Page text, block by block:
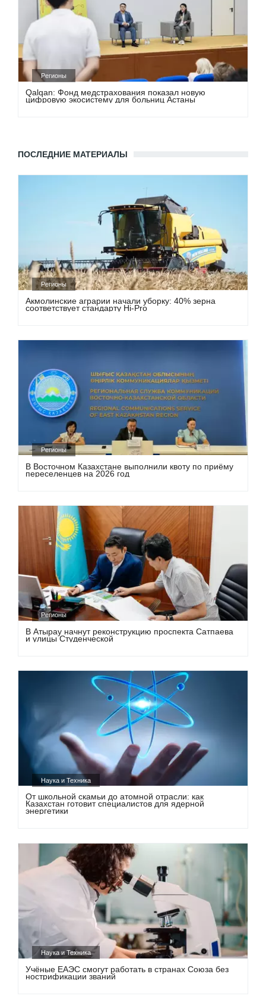
Регионы
Qalqan: Фонд медстрахования показал новую
цифровую экосистему для больниц Астаны
ПОСЛЕДНИЕ МАТЕРИАЛЫ
Регионы
Акмолинские аграрии начали уборку: 40% зерна
соответствует стандарту Hi-Pro
Регионы
В Восточном Казахстане выполнили квоту по приёму
переселенцев на 2026 год
Регионы
В Атырау начнут реконструкцию проспекта Сатпаева
и улицы Студенческой
Наука и Техника
От школьной скамьи до атомной отрасли: как
Казахстан готовит специалистов для ядерной
энергетики
Наука и Техника
Учёные ЕАЭС смогут работать в странах Союза без
нострификации званий